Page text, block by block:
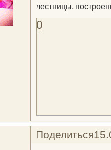
лестницы,
0
Поделиться